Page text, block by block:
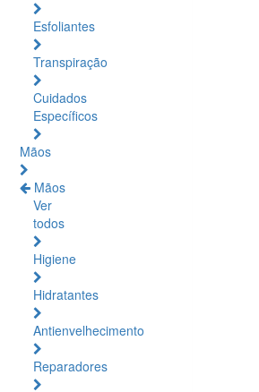
Esfoliantes
Transpiração
Cuidados
Específicos
Mãos
Mãos
Ver
todos
Higiene
Hidratantes
Antienvelhecimento
Reparadores